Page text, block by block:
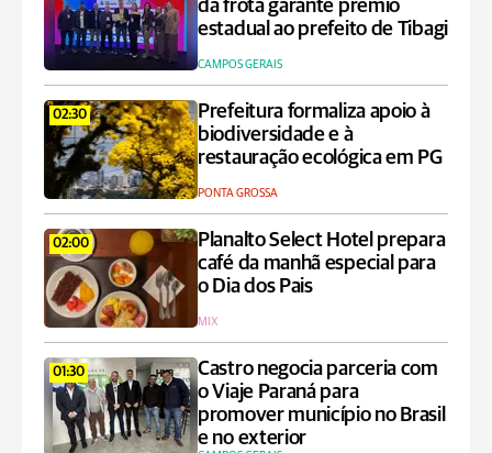
da frota garante prêmio
estadual ao prefeito de Tibagi
CAMPOS GERAIS
02:30
Prefeitura formaliza apoio à
biodiversidade e à
restauração ecológica em PG
PONTA GROSSA
02:00
Planalto Select Hotel prepara
café da manhã especial para
o Dia dos Pais
MIX
01:30
Castro negocia parceria com
o Viaje Paraná para
promover município no Brasil
e no exterior